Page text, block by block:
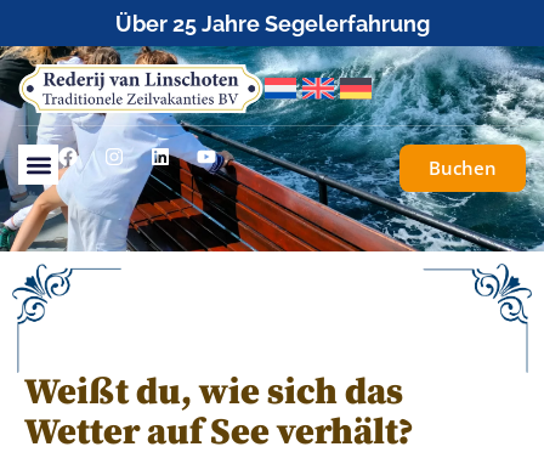
Über 25 Jahre Segelerfahrung
Buchen
Weißt du, wie sich das
Wetter auf See verhält?